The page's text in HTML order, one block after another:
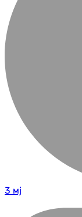
3 мј